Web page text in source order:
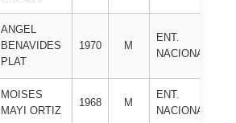
ANGEL
BENAVIDES
PLAT
1970 M
ENT.
NACIONAL
MOISES
MAYI ORTIZ
1968 M
ENT.
NACIONAL